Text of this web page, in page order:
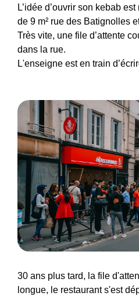
L’idée d’ouvrir son kebab
de 9 m² rue des Batignolles
Très vite, une file d’attente
dans la rue.
L'enseigne est en train
30 ans plus tard, la file
longue, le restaurant s'est